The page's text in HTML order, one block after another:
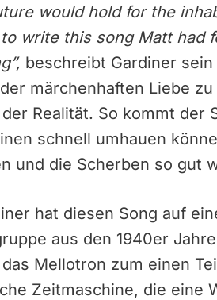
would hold for the
write this song Matt had
beschreibt Gardiner
märchenhaften Liebe
Realität. So kommt der
schnell umhauen
und die Scherben so gut
hat diesen Song auf
aus den 1940er
Mellotron zum einen
Zeitmaschine, die eine